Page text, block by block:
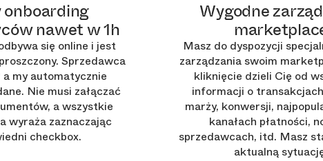
onboarding
nawet w 1h
się online i jest
Sprzedawca
a my automatycznie
Nie musi załączać
a wszystkie
wyraża zaznaczając
checkbox.
Wygodne
Masz do dyspozycji
zarządzania swoim
kliknięcie dzieli Cię od
informacji o
marży, konwersji,
kanałach płatności,
sprzedawcach, itd. Masz
aktualną